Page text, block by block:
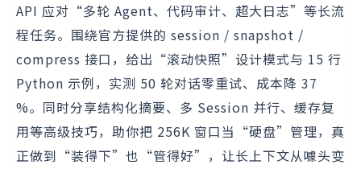
API 应对“多轮 Agent、代码审计、超大日志”等长流
程任务。围绕官方提供的 session / snapshot /
compress 接口，给出“滚动快照”设计模式与 15 行
Python 示例，实测 50 轮对话零重试、成本降 37
%。同时分享结构化摘要、多 Session 并行、缓存复
用等高级技巧，助你把 256K 窗口当“硬盘”管理，真
正做到“装得下”也“管得好”，让长上下文从噱头变